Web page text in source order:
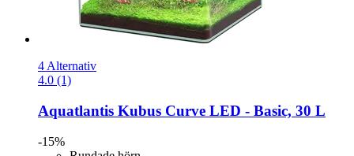
4 Alternativ
4.0 (1)
Aquatlantis Kubus Curve LED -​ Basic, 30 L
-15%